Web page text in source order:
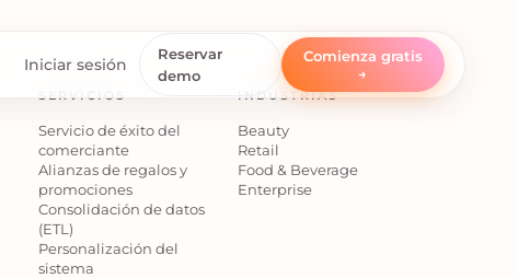
Iniciar sesión
Reservar
demo
Comienza gratis
→
SERVICIOS
Servicio de éxito del
comerciante
Alianzas de regalos y
promociones
Consolidación de datos
(ETL)
Personalización del
sistema
INDUSTRIAS
Beauty
Retail
Food & Beverage
Enterprise